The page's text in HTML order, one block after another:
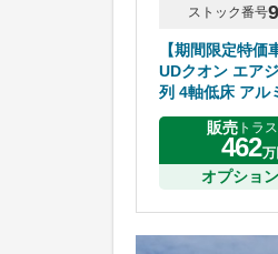
ストック番号
【期間限定特価
UDクオン エア
列 4軸低床 アル
ハイルーフ リア
アルミホイール
販売トラ
462万
オプショ